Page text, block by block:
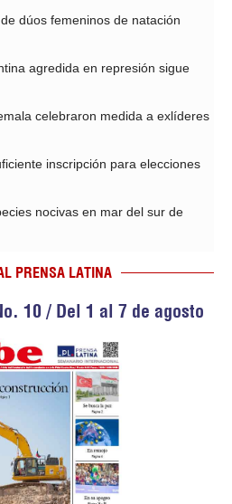
dúos femeninos de natación
agredida en represión sigue
celebraron medida a exlíderes
inscripción para elecciones
nocivas en mar del sur de
PRENSA LATINA
10 / Del 1 al 7 de agosto